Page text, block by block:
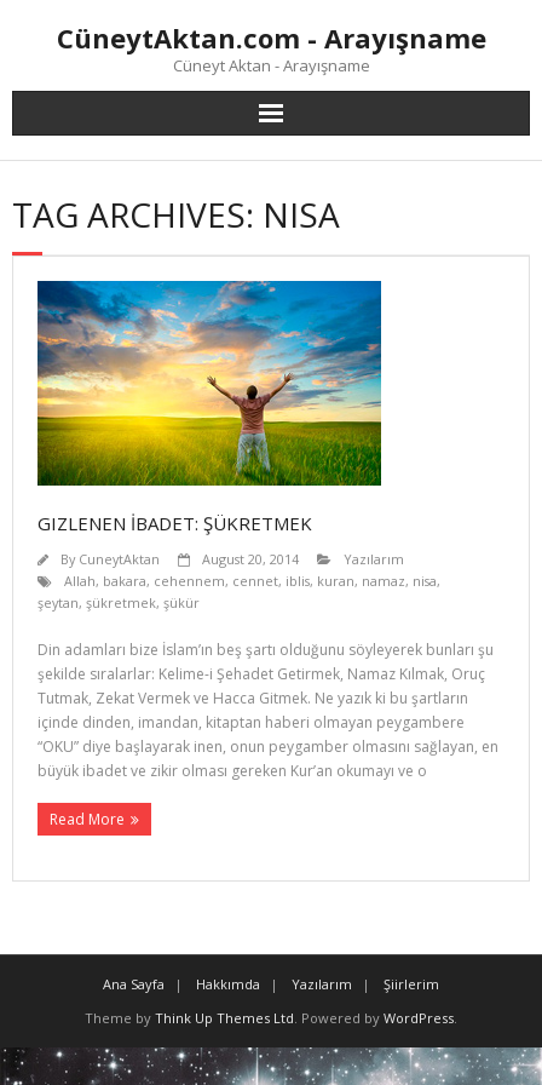
CüneytAktan.com - Arayışname
Cüneyt Aktan - Arayışname
TAG ARCHIVES: NISA
GIZLENEN İBADET: ŞÜKRETMEK
By CuneytAktan August 20, 2014
Yazılarım
Allah, bakara, cehennem, cennet, iblis, kuran, namaz, nisa,
şeytan, şükretmek, şükür
Din adamları bize İslam’ın beş şartı olduğunu söyleyerek bunları şu
şekilde sıralarlar: Kelime-i Şehadet Getirmek, Namaz Kılmak, Oruç
Tutmak, Zekat Vermek ve Hacca Git­mek. Ne yazık ki bu şartların
içinde dinden, imandan, kitaptan haberi olmayan peygambere
“OKU” diye başlayarak inen, onun peygamber olmasını sağlayan, en
büyük ibadet ve zikir olması gereken Kur’an okumayı ve o
Read More
Ana Sayfa Hakkımda Yazılarım
Şiirlerim
Theme by Think Up Themes Ltd. Powered by WordPress.